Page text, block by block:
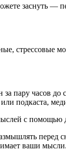
заснуть
стрессовые
пару часов
подкаста,
с помощью
перед
ваши